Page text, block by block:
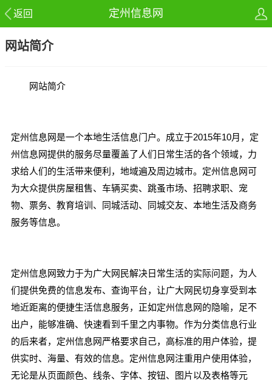
返回 定州信息网
网站简介
网站简介
定州信息网是一个本地生活信息门户。成立于2015年10月，定
州信息网提供的服务尽量覆盖了人们日常生活的各个领域，力
求给人们的生活带来便利，地域遍及周边城市。定州信息网可
为大众提供房屋租售、车辆买卖、跳蚤市场、招聘求职、宠
物、票务、教育培训、同城活动、同城交友、本地生活及商务
服务等信息。
定州信息网致力于为广大网民解决日常生活的实际问题，为人
们提供免费的信息发布、查询平台，让广大网民切身享受到本
地近距离的便捷生活信息服务，正如定州信息网的隐喻，足不
出户，能够准确、快速看到千里之内事物。作为分类信息行业
的后来者，定州信息网严格要求自己，高标准的用户体验，提
供实时、海量、有效的信息。定州信息网注重用户使用体验，
无论是从页面颜色、线条、字体、按钮、图片以及表格等元